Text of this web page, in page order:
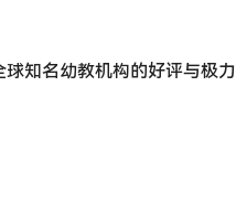
知名幼教机构的好评与极力